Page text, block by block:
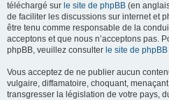
téléchargé sur le site de phpBB (en
de faciliter les discussions sur internet et
être tenu comme responsable de la
acceptons et que nous n’acceptons pas.
phpBB, veuillez consulter le site de phpBB
Vous acceptez de ne publier aucun
vulgaire, diffamatoire, choquant,
transgresser la législation de votre pays,